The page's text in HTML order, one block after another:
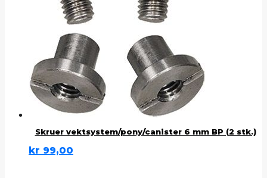
Skruer vektsystem/pony/canister 6 mm BP (2 stk.)
kr 99,00